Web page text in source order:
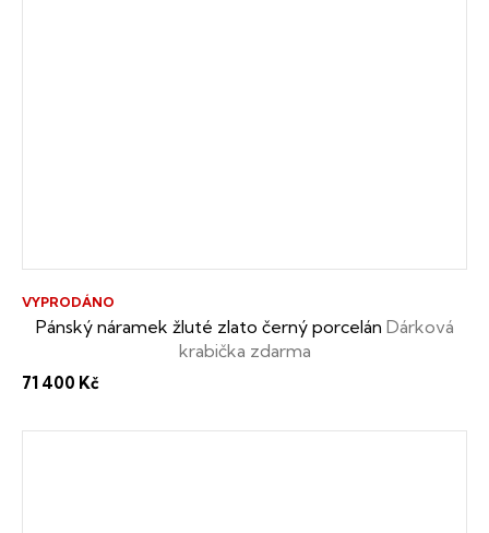
Pánský náramek žluté zlato černý porcelán Dárková
krabička zdarma
VYPRODÁNO
71 400 Kč